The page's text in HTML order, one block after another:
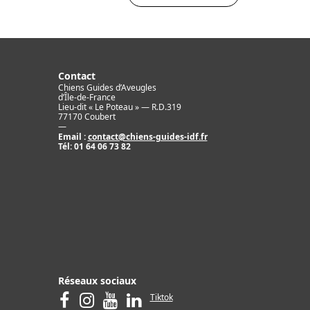
Contact
Chiens Guides d’Aveugles
d’Île-de-France
Lieu-dit « Le Poteau » — R.D.319
77170 Coubert
—
Email : contact@chiens-guides-idf.fr
Tél: 01 64 06 73 82
Réseaux sociaux
Tiktok